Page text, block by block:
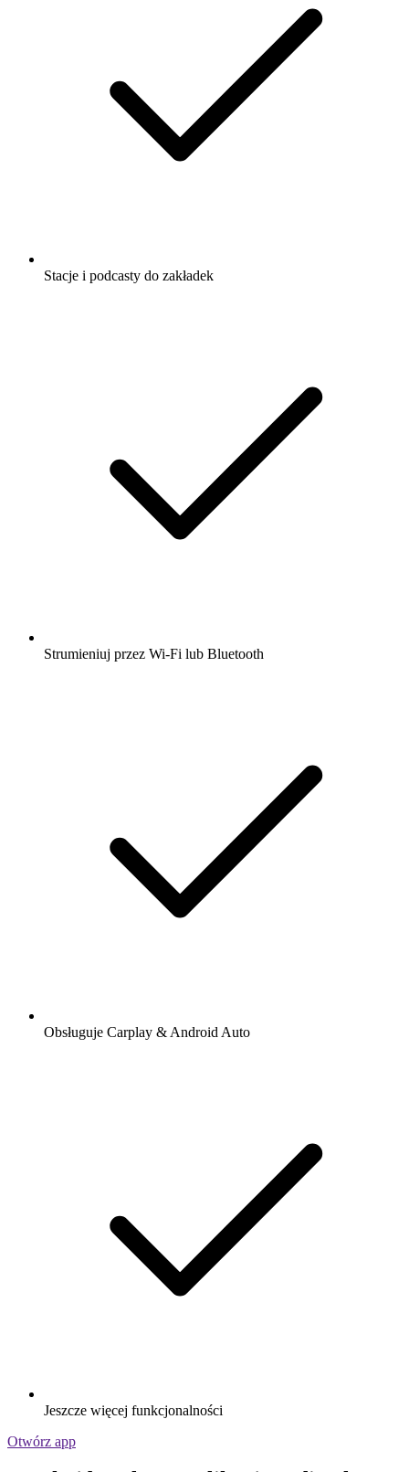
Stacje i podcasty do zakładek
Strumieniuj przez Wi-Fi lub Bluetooth
Obsługuje Carplay & Android Auto
Jeszcze więcej funkcjonalności
Otwórz app